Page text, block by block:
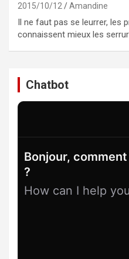
2015/10/12 Amandine
Il ne faut pas se leurrer, les
connaissent mieux les
Chatbot
Bonjour,
?
How can I help